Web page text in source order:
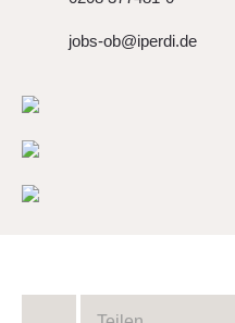
jobs-ob@iperdi.de